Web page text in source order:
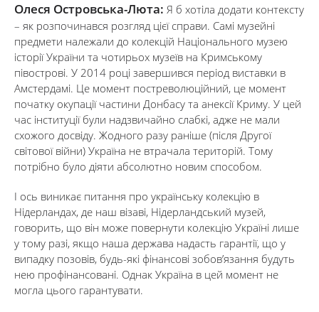
Олеся Островська-Люта: Я б хотіла додати контексту
– як розпочинався розгляд цієї справи. Самі музейні
предмети належали до колекцій Національного музею
історії України та чотирьох музеїв на Кримському
півострові. У 2014 році завершився період виставки в
Амстердамі. Це момент постреволюційний, це момент
початку окупації частини Донбасу та анексії Криму. У цей
час інституції були надзвичайно слабкі, адже не мали
схожого досвіду. Жодного разу раніше (після Другої
світової війни) Україна не втрачала територій. Тому
потрібно було діяти абсолютно новим способом.
І ось виникає питання про українську колекцію в
Нідерландах, де наш візаві, Нідерландський музей,
говорить, що він може повернути колекцію Україні лише
у тому разі, якщо наша держава надасть гарантії, що у
випадку позовів, будь-які фінансові зобов’язання будуть
нею профінансовані. Однак Україна в цей момент не
могла цього гарантувати.